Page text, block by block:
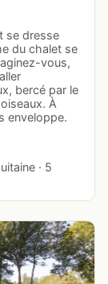
se dresse
du chalet se
vous,
bercé par le
À
enveloppe.
· 5